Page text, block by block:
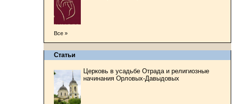
Все »
Статьи
Церковь в усадьбе Отрада и религиозные
начинания Орловых-Давыдовых